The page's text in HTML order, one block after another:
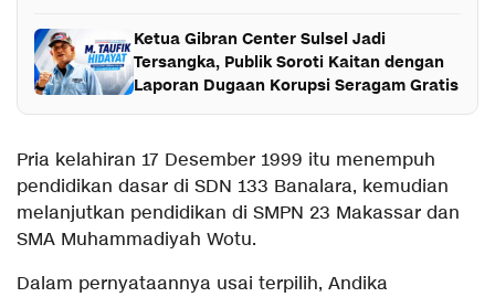
Ketua Gibran Center Sulsel Jadi
Tersangka, Publik Soroti Kaitan dengan
Laporan Dugaan Korupsi Seragam Gratis
Pria kelahiran 17 Desember 1999 itu menempuh
pendidikan dasar di SDN 133 Banalara, kemudian
melanjutkan pendidikan di SMPN 23 Makassar dan
SMA Muhammadiyah Wotu.
Dalam pernyataannya usai terpilih, Andika